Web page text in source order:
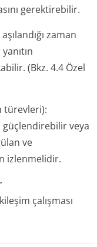
gerektirebilir.
zaman
(Bkz. 4.4 Özel
türevleri):
veya
ve
izlenmelidir.
çalışması